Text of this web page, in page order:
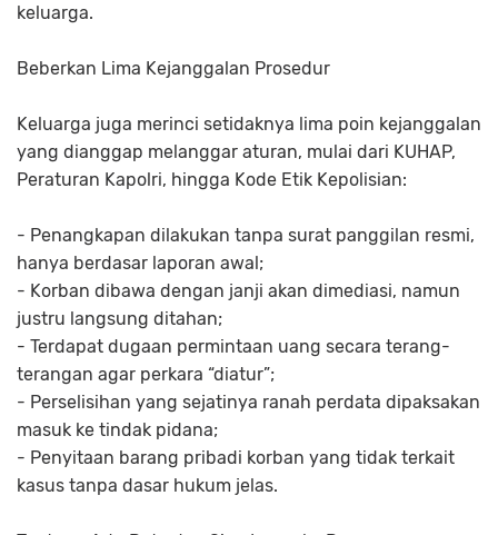
keluarga.
Beberkan Lima Kejanggalan Prosedur
Keluarga juga merinci setidaknya lima poin kejanggalan
yang dianggap melanggar aturan, mulai dari KUHAP,
Peraturan Kapolri, hingga Kode Etik Kepolisian:
- Penangkapan dilakukan tanpa surat panggilan resmi,
hanya berdasar laporan awal;
- Korban dibawa dengan janji akan dimediasi, namun
justru langsung ditahan;
- Terdapat dugaan permintaan uang secara terang-
terangan agar perkara “diatur”;
- Perselisihan yang sejatinya ranah perdata dipaksakan
masuk ke tindak pidana;
- Penyitaan barang pribadi korban yang tidak terkait
kasus tanpa dasar hukum jelas.